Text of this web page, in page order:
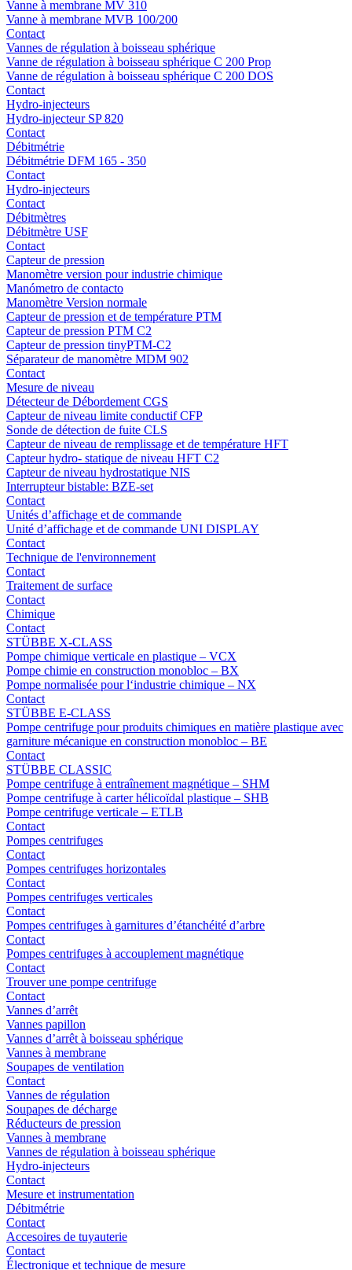
Vanne à membrane MV 310
Vanne à membrane MVB 100/200
Contact
Vannes de régulation à boisseau sphérique
Vanne de régulation à boisseau sphérique C 200 Prop
Vanne de régulation à boisseau sphérique C 200 DOS
Contact
Hydro-injecteurs
Hydro-injecteur SP 820
Contact
Débitmétrie
Débitmétrie DFM 165 - 350
Contact
Hydro-injecteurs
Contact
Débitmètres
Débitmètre USF
Contact
Capteur de pression
Manomètre version pour industrie chimique
Manómetro de contacto
Manomètre Version normale
Capteur de pression et de température PTM
Capteur de pression PTM C2
Capteur de pression tinyPTM-C2
Séparateur de manomètre MDM 902
Contact
Mesure de niveau
Détecteur de Débordement CGS
Capteur de niveau limite conductif CFP
Sonde de détection de fuite CLS
Capteur de niveau de remplissage et de température HFT
Capteur hydro- statique de niveau HFT C2
Capteur de niveau hydrostatique NIS
Interrupteur bistable: BZE-set
Contact
Unités d’affichage et de commande
Unité d’affichage et de commande UNI DISPLAY
Contact
Technique de l'environnement
Contact
Traitement de surface
Contact
Chimique
Contact
STÜBBE X-CLASS
Pompe chimique verticale en plastique – VCX
Pompe chimie en construction monobloc – BX
Pompe normalisée pour l‘industrie chimique – NX
Contact
STÜBBE E-CLASS
Pompe centrifuge pour produits chimiques en matière plastique avec
garniture mécanique en construction monobloc – BE
Contact
STÜBBE CLASSIC
Pompe centrifuge à entraînement magnétique – SHM
Pompe centrifuge à carter hélicoïdal plastique – SHB
Pompe centrifuge verticale – ETLB
Contact
Pompes centrifuges
Contact
Pompes centrifuges horizontales
Contact
Pompes centrifuges verticales
Contact
Pompes centrifuges à garnitures d’étanchéité d’arbre
Contact
Pompes centrifuges à accouplement magnétique
Contact
Trouver une pompe centrifuge
Contact
Vannes d’arrêt
Vannes papillon
Vannes d’arrêt à boisseau sphérique
Vannes à membrane
Soupapes de ventilation
Contact
Vannes de régulation
Soupapes de décharge
Réducteurs de pression
Vannes à membrane
Vannes de régulation à boisseau sphérique
Hydro-injecteurs
Contact
Mesure et instrumentation
Débitmétrie
Contact
Accesoires de tuyauterie
Contact
Électronique et technique de mesure